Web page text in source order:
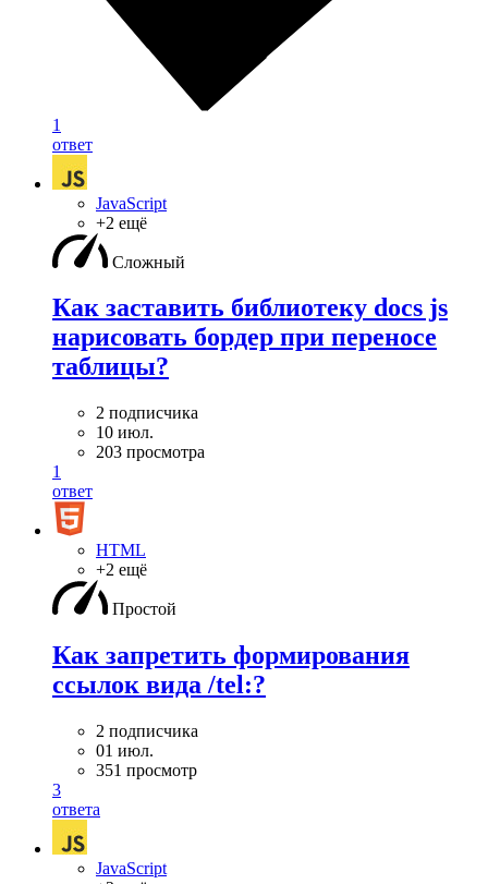
1
ответ
JavaScript
+2 ещё
Сложный
Как заставить библиотеку docs js
нарисовать бордер при переносе
таблицы?
2 подписчика
10 июл.
203 просмотра
1
ответ
HTML
+2 ещё
Простой
Как запретить формирования
ссылок вида /tel:?
2 подписчика
01 июл.
351 просмотр
3
ответа
JavaScript